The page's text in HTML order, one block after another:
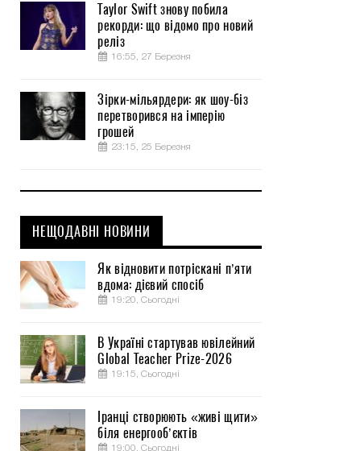
Taylor Swift знову побила
рекорди: що відомо про новий
реліз
16:55, 27 Березня
Зірки-мільярдери: як шоу-біз
перетворився на імперію
грошей
23:15, 25 Березня
НЕЩОДАВНІ НОВИНИ
Як відновити потріскані п’яти
вдома: дієвий спосіб
19:20, Сьогодні
В Україні стартував ювілейний
Global Teacher Prize-2026
19:15, Сьогодні
Іранці створюють «живі щити»
біля енергооб’єктів
19:00, Сьогодні